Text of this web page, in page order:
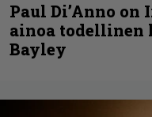
Paul Di’Anno
ainoa todellinen
Bayley